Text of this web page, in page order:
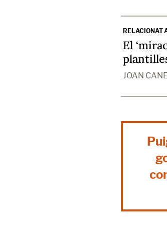
RELACIONAT
El
JOAN